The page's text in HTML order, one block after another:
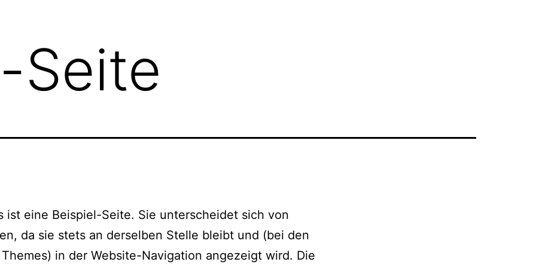
Seite
ist eine Beispiel-Seite. Sie unterscheidet sich von
da sie stets an derselben Stelle bleibt und (bei den
in der Website-Navigation angezeigt wird. Die